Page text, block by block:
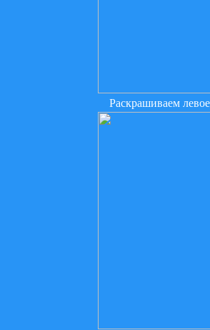
Раскрашиваем